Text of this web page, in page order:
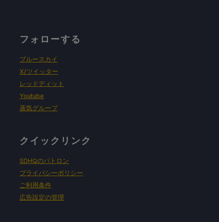
フォローする
ブルースカイ
X/ツイッター
レッドディット
Youtube
蒸気グループ
クイックリンク
SDHQのパトロン
プライバシーポリシー
ご利用条件
広告設定の管理